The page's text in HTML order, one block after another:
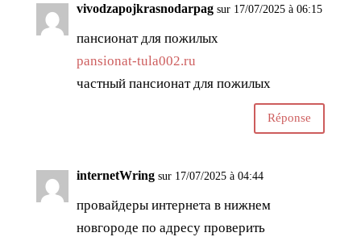
vivodzapojkrasnodarpag sur 17/07/2025 à 06:15
пансионат для пожилых
pansionat-tula002.ru
частный пансионат для пожилых
Réponse
internetWring sur 17/07/2025 à 04:44
провайдеры интернета в нижнем
новгороде по адресу проверить